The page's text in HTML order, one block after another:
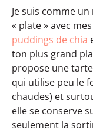
Je suis comme
« plate » avec mes
puddings de chia
ton plus grand
propose une
qui utilise peu le
chaudes) et
elle se conserve
seulement la